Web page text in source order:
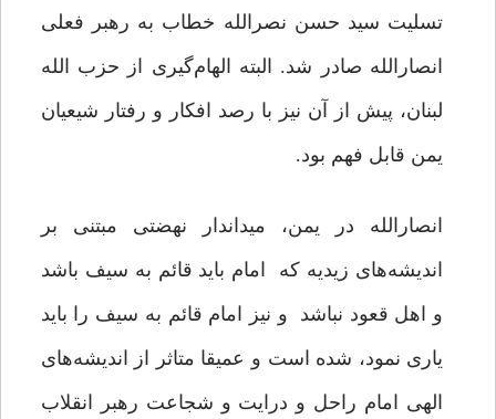
تسلیت سید حسن نصرالله خطاب به رهبر فعلی
انصارالله صادر شد. البته الهام‌گیری از حزب الله
لبنان، پیش از آن نیز با رصد افکار و رفتار شیعیان
یمن قابل فهم بود.
انصارالله در یمن، میداندار نهضتی مبتنی بر
اندیشه‌های زیدیه که امام باید قائم به سیف باشد
و اهل قعود نباشد و نیز امام قائم به سیف را باید
یاری نمود، شده است و عمیقا متاثر از اندیشه‌های
الهی امام راحل و درایت و شجاعت رهبر انقلاب